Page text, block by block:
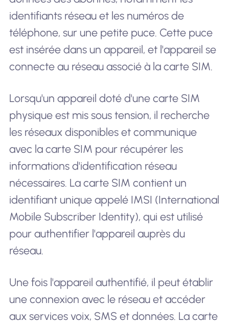
identifiants réseau et les numéros de
téléphone, sur une petite puce. Cette puce
est insérée dans un appareil, et l'appareil se
connecte au réseau associé à la carte SIM.
Lorsqu'un appareil doté d'une carte SIM
physique est mis sous tension, il recherche
les réseaux disponibles et communique
avec la carte SIM pour récupérer les
informations d'identification réseau
nécessaires. La carte SIM contient un
identifiant unique appelé IMSI (International
Mobile Subscriber Identity), qui est utilisé
pour authentifier l'appareil auprès du
réseau.
Une fois l'appareil authentifié, il peut établir
une connexion avec le réseau et accéder
aux services voix, SMS et données. La carte